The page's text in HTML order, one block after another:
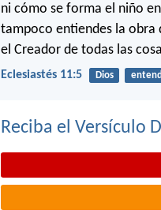
ni cómo se forma el niño
tampoco entiendes la obra
el Creador de todas las
Eclesiastés 11:5 Dios
Reciba el Versículo